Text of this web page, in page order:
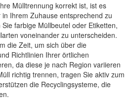
Mülltrennung korrekt ist, ist es
Ihrem Zuhause entsprechend zu
farbige Müllbeutel oder Etiketten,
voneinander zu unterscheiden.
die Zeit, um sich über die
Richtlinien Ihrer örtlichen
da diese je nach Region variieren
richtig trennen, tragen Sie aktiv zum
die Recyclingsysteme, die